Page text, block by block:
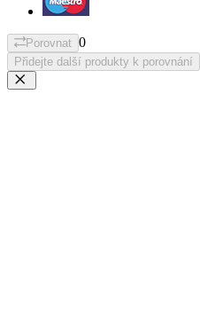
Porovnat 0
Přidejte další produkty k porovnání